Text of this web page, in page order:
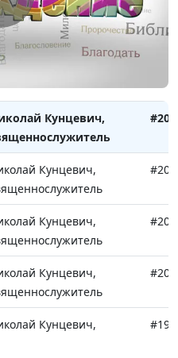
Кунцевич,
#205
Кунцевич,
Кунцевич,
#203
Кунцевич,
#202
Кунцевич,
#201
Кунцевич,
#200
Кунцевич,
#199